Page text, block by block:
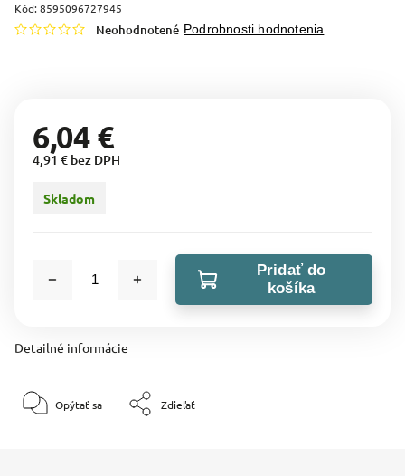
Kód:8595096727945
Neohodnotené Podrobnosti hodnotenia
6,04 €
4,91 € bez DPH
Skladom
Pridať do
košíka
Detailné informácie
Opýtať sa Zdieľať